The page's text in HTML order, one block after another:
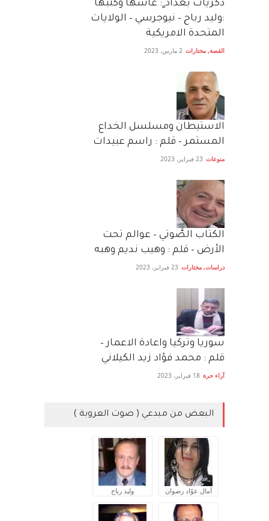
دكريات بغداد ٍ: عاشها وكتبها
:وليد رباح – نيوجرسي – الولايات
المتحدة الامريكية
القصة, مختارات 2 مارس، 2023
الاستيطان ومسلسل الخداع
المستمر – قلم : راسم عبيدات
منوعات 23 فبراير، 2023
الكتاب الصَّوتي – عوالم تحت
الأرض – قلم : وهيب نديم وهبه
دراسات, مختارات 23 فبراير، 2023
سوريا وتركيا واعادة الاعمار –
قلم : محمد فؤاد زيد الكيلاني
آراء حرة 18 فبراير، 2023
البعض من مبدعي ( صوت العروبة )
آمال عوّاد رضوان وليد رباح